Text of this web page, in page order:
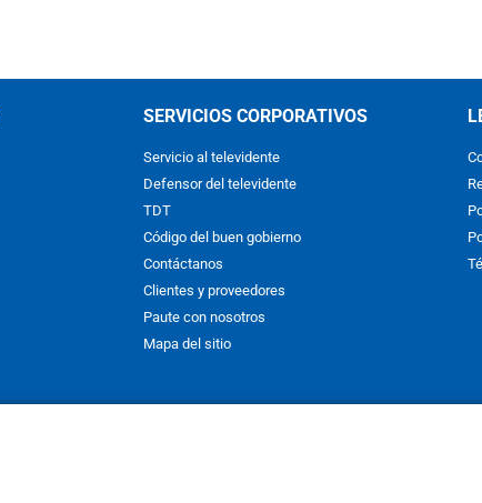
SERVICIOS CORPORATIVOS
Servicio al televidente
Defensor del televidente
TDT
Código del buen gobierno
Contáctanos
Clientes y proveedores
Paute con nosotros
Mapa del sitio